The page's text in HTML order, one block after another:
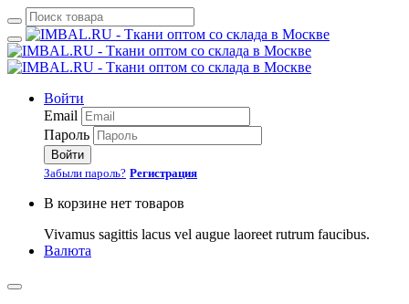
Войти
Email
Пароль
Войти
Забыли пароль? Регистрация
В корзине нет товаров
Vivamus sagittis lacus vel augue laoreet rutrum faucibus.
Валюта